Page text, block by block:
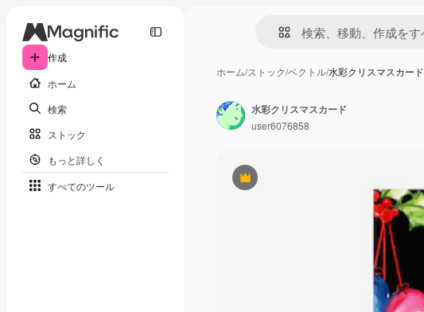
作成
ホーム
検索
ストック
もっと詳しく
すべてのツール
ホーム/ストック/ベクトル/水彩クリスマスカード
Premium
水彩クリスマスカード
user6076858